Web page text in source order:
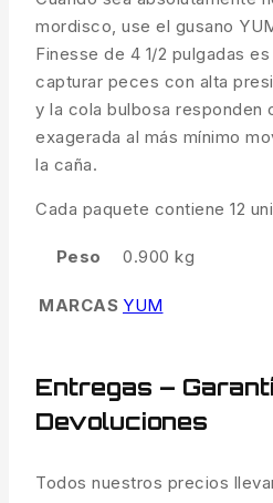
mordisco, use el gusano
Finesse de 4 1/2 pulgadas
capturar peces con alta
y la cola bulbosa responden
exagerada al más mínimo
la caña.
Cada paquete contiene 12
Peso 0.900 kg
MARCAS YUM
Entregas –
Devoluciones
Todos nuestros precios